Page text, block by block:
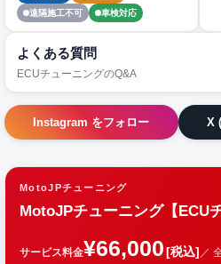
遠隔施工不可
車検対応
よくある質問
ECUチューニングのQ&A
Instagram をフォロー X
MotoJPチューニング
MotoJPチューニング【ECU
サービス料金¥66,000[税込] ／